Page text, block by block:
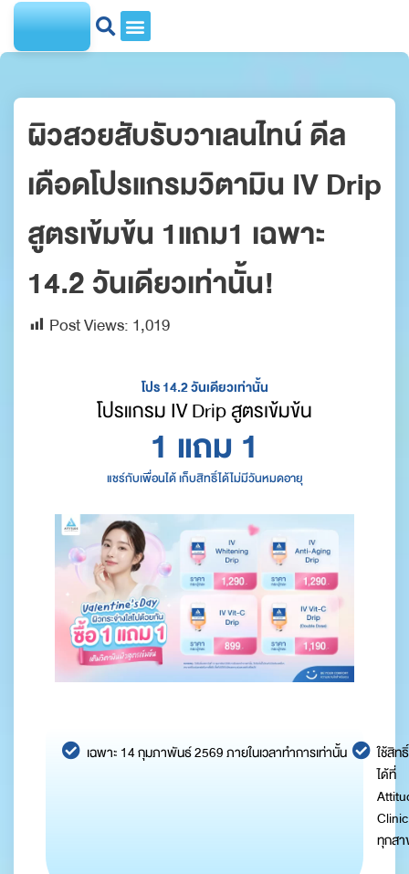
ผิวสวยสับรับวาเลนไทน์ ดีล
เดือดโปรแกรมวิตามิน IV Drip
สูตรเข้มข้น 1แถม1 เฉพาะ
14.2 วันเดียวเท่านั้น!
Post Views: 1,019
โปร 14.2 วันเดียวเท่านั้น
โปรแกรม IV Drip สูตรเข้มข้น
1 แถม 1
แชร์กับเพื่อนได้ เก็บสิทธิ์ได้ไม่มีวันหมดอายุ
เฉพาะ 14 กุมภาพันธ์ 2569 ภายในเวลาทำการเท่านั้น
ใช้สิทธิ์
ได้ที่
Clinic
ทุกสา